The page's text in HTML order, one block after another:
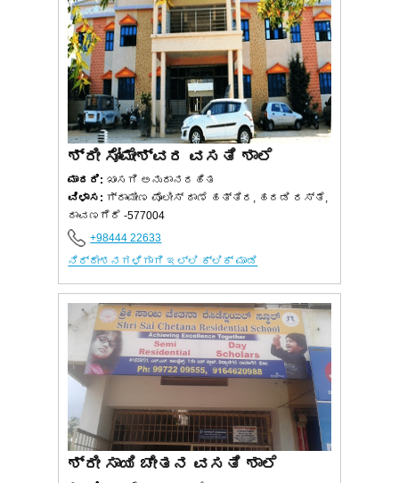
ಶ್ರೀ ಸೋಮೇಶ್ವರ ವಸತಿ ಶಾಲೆ
ಮಾದರಿ: ಖಾಸಗಿ ಅನುದಾನರಹಿತ
ವಿಳಾಸ: ಗ್ರಾಮೀಣ ಪೊಲೀಸ್ ಠಾಣೆ ಹತ್ತಿರ, ಹದಡಿ ರಸ್ತೆ,
ದಾವಣಗೆರೆ -577004
+98444 22633
ನಿರ್ದೇಶನಗಳಿಗಾಗಿ ಇಲ್ಲಿ ಕ್ಲಿಕ್ ಮಾಡಿ
ಶ್ರೀ ಸಾಯಿ ಚೇತನ ವಸತಿ ಶಾಲೆ